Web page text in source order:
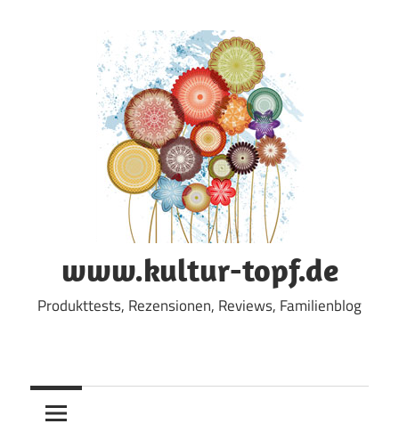
www.kultur-topf.de
Produkttests, Rezensionen, Reviews, Familienblog